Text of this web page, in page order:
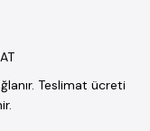
Teslimat ücreti